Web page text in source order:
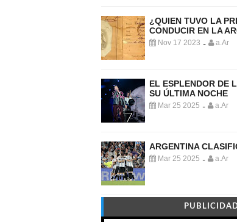
¿QUIEN TUVO LA
CONDUCIR EN LA
Nov 17 2023 - a.Ar
EL ESPLENDOR DE
SU ÚLTIMA NOCHE
Mar 25 2025 - a.Ar
ARGENTINA
Mar 25 2025 - a.Ar